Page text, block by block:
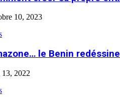
10, 2023
le Benin
13, 2022